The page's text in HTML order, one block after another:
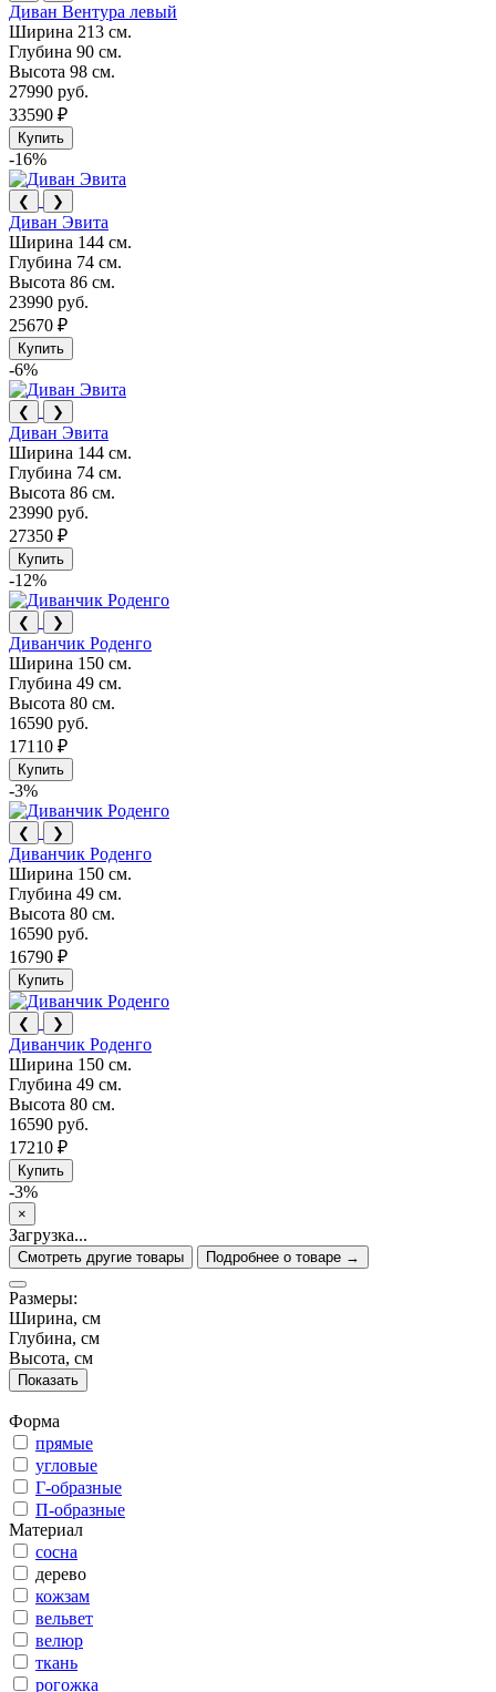
Диван Вентура левый
Ширина 213 см.
Глубина 90 см.
Высота 98 см.
27990 руб.
33590 ₽
Купить
-16%
❮ ❯
Диван Эвита
Ширина 144 см.
Глубина 74 см.
Высота 86 см.
23990 руб.
25670 ₽
Купить
-6%
❮ ❯
Диван Эвита
Ширина 144 см.
Глубина 74 см.
Высота 86 см.
23990 руб.
27350 ₽
Купить
-12%
❮ ❯
Диванчик Роденго
Ширина 150 см.
Глубина 49 см.
Высота 80 см.
16590 руб.
17110 ₽
Купить
-3%
❮ ❯
Диванчик Роденго
Ширина 150 см.
Глубина 49 см.
Высота 80 см.
16590 руб.
16790 ₽
Купить
❮ ❯
Диванчик Роденго
Ширина 150 см.
Глубина 49 см.
Высота 80 см.
16590 руб.
17210 ₽
Купить
-3%
×
Загрузка...
Смотреть другие товары Подробнее о товаре →
Размеры:
Ширина, см
Глубина, см
Высота, см
Форма
прямые
угловые
Г-образные
П-образные
Материал
сосна
дерево
кожзам
вельвет
велюр
ткань
рогожка